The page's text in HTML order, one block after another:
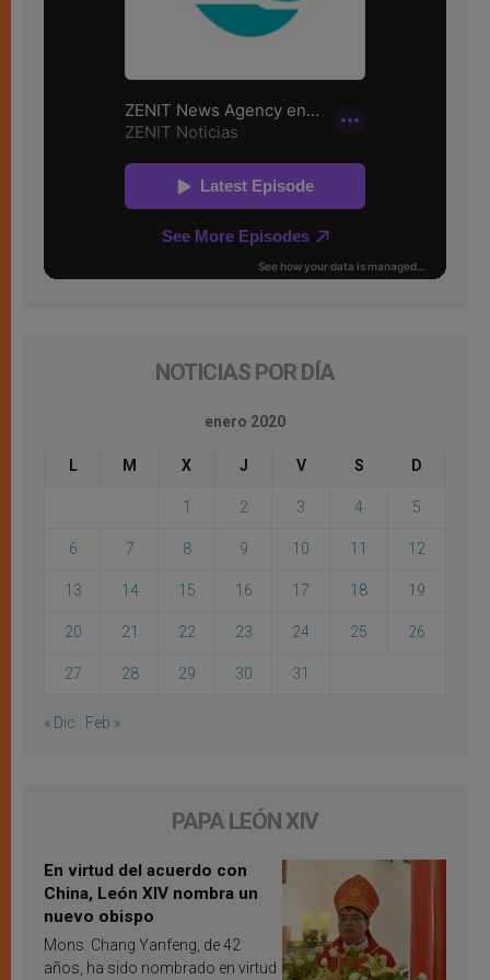
NOTICIAS POR DÍA
enero 2020
L M X J V S D
1 2 3 4 5
6 7 8 9 10 11 12
13 14 15 16 17 18 19
20 21 22 23 24 25 26
27 28 29 30 31
« Dic Feb »
PAPA LEÓN XIV
En virtud del acuerdo con
China, León XIV nombra un
nuevo obispo
Mons. Chang Yanfeng, de 42
años, ha sido nombrado en virtud